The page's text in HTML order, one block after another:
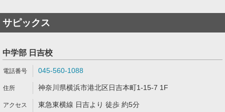
サピックス
中学部 日吉校
045-560-1088
神奈川県横浜市港北区日吉本町1-15-7 1F
東急東横線 日吉より 徒歩 約5分